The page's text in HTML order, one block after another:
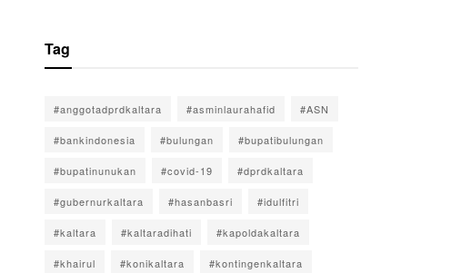
Tag
#anggotadprdkaltara #asminlaurahafid #ASN
#bankindonesia #bulungan #bupatibulungan
#bupatinunukan #covid-19 #dprdkaltara
#gubernurkaltara #hasanbasri #idulfitri
#kaltara #kaltaradihati #kapoldakaltara
#khairul #konikaltara #kontingenkaltara